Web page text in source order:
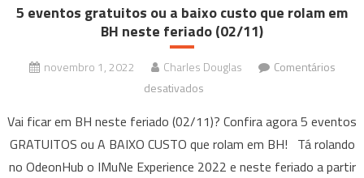
5 eventos gratuitos ou a baixo custo que rolam em
BH neste feriado (02/11)
novembro 1, 2022 Charles Douglas
Comentários
desativados
eventos
gratuitos
ou
Vai ficar em BH neste feriado (02/11)? Confira agora 5 eventos
GRATUITOS ou A BAIXO CUSTO que rolam em BH! Tá rolando
no OdeonHub o IMuNe Experience 2022 e neste feriado a partir